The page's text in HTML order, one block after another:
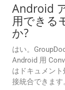
Android
用できる
か?
はい。
Android 用
はドキュメン
接統合できます